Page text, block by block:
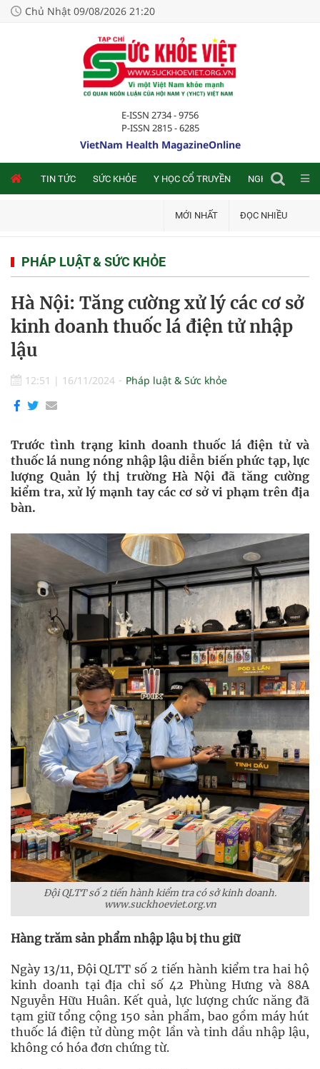
Chủ Nhật 09/08/2026 21:20
E-ISSN 2734 - 9756
P-ISSN 2815 - 6285
VietNam Health MagazineOnline
TIN TỨC SỨC KHỎE Y HỌC CỔ TRUYỀN NGHIÊN CỨU
MỚI NHẤT ĐỌC NHIỀU
PHÁP LUẬT & SỨC KHỎE
Hà Nội: Tăng cường xử lý các cơ sở
kinh doanh thuốc lá điện tử nhập
lậu
12:51 | 16/11/2024 Pháp luật & Sức khỏe
Trước tình trạng kinh doanh thuốc lá điện tử và
thuốc lá nung nóng nhập lậu diễn biến phức tạp, lực
lượng Quản lý thị trường Hà Nội đã tăng cường
kiểm tra, xử lý mạnh tay các cơ sở vi phạm trên địa
bàn.
Đội QLTT số 2 tiến hành kiểm tra có sở kinh doanh.
www.suckhoeviet.org.vn
Hàng trăm sản phẩm nhập lậu bị thu giữ
Ngày 13/11, Đội QLTT số 2 tiến hành kiểm tra hai hộ
kinh doanh tại địa chỉ số 42 Phùng Hưng và 88A
Nguyễn Hữu Huân. Kết quả, lực lượng chức năng đã
tạm giữ tổng cộng 150 sản phẩm, bao gồm máy hút
thuốc lá điện tử dùng một lần và tinh dầu nhập lậu,
không có hóa đơn chứng từ.